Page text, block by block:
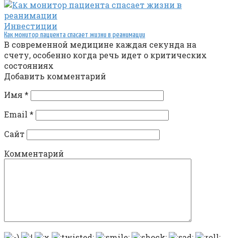
Инвестиции
Как монитор пациента спасает жизни в реанимации
В современной медицине каждая секунда на
счету, особенно когда речь идет о критических
состояниях
Добавить комментарий
Имя *
Email *
Сайт
Комментарий